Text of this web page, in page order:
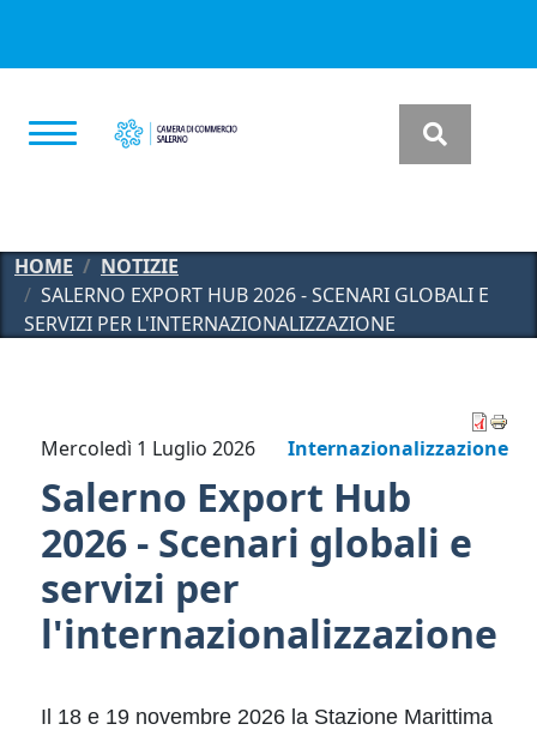
HOME
NOTIZIE
SALERNO EXPORT HUB 2026 - SCENARI GLOBALI E
SERVIZI PER L'INTERNAZIONALIZZAZIONE
Internazionalizzazione
Mercoledì 1 Luglio 2026
Salerno Export Hub
2026 - Scenari globali e
servizi per
l'internazionalizzazione
Il 18 e 19 novembre 2026 la Stazione Marittima